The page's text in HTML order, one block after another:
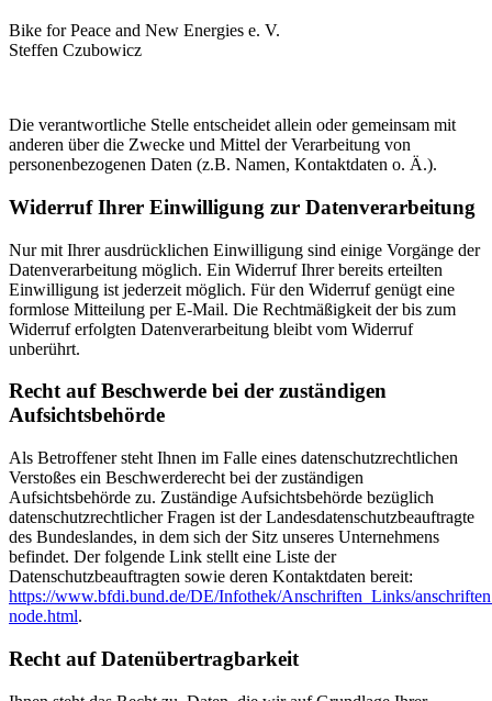
Bike for Peace and New Energies e. V.
Steffen Czubowicz
Die verantwortliche Stelle entscheidet allein oder gemeinsam mit
anderen über die Zwecke und Mittel der Verarbeitung von
personenbezogenen Daten (z.B. Namen, Kontaktdaten o. Ä.).
Widerruf Ihrer Einwilligung zur Datenverarbeitung
Nur mit Ihrer ausdrücklichen Einwilligung sind einige Vorgänge der
Datenverarbeitung möglich. Ein Widerruf Ihrer bereits erteilten
Einwilligung ist jederzeit möglich. Für den Widerruf genügt eine
formlose Mitteilung per E-Mail. Die Rechtmäßigkeit der bis zum
Widerruf erfolgten Datenverarbeitung bleibt vom Widerruf
unberührt.
Recht auf Beschwerde bei der zuständigen
Aufsichtsbehörde
Als Betroffener steht Ihnen im Falle eines datenschutzrechtlichen
Verstoßes ein Beschwerderecht bei der zuständigen
Aufsichtsbehörde zu. Zuständige Aufsichtsbehörde bezüglich
datenschutzrechtlicher Fragen ist der Landesdatenschutzbeauftragte
des Bundeslandes, in dem sich der Sitz unseres Unternehmens
befindet. Der folgende Link stellt eine Liste der
Datenschutzbeauftragten sowie deren Kontaktdaten bereit:
https://www.bfdi.bund.de/DE/Infothek/Anschriften_Links/
node.html.
Recht auf Datenübertragbarkeit